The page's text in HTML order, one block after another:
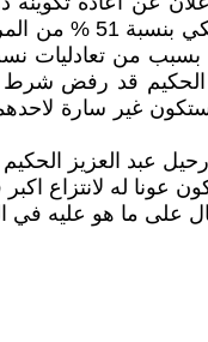
والجلبي
من تعادليات نسب
قد رفض شرط
غير سارة
رحيل عبد العزيز
عونا له لانتزاع
على ما هو عليه في